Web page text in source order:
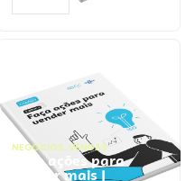
NEGÓCIOS, VENDAS
Faça ações para
vender mais |